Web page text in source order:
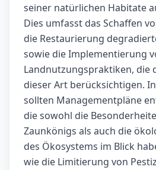
seiner natürlichen Habitate
Dies umfasst das Schaffen
die Restaurierung
sowie die Implementierung
Landnutzungspraktiken, die
dieser Art berücksichtigen.
sollten Managementpläne
die sowohl die
Zaunkönigs als auch die
des Ökosystems im Blick
wie die Limitierung von